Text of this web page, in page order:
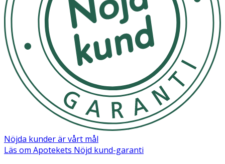
Nöjda kunder är vårt mål
Läs om Apotekets Nöjd kund-garanti